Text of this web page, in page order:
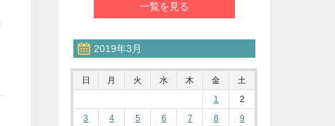
一覧を見る
2019年3月
日 月 火 水 木 金 土
1
2
3
4 5 6 7 8
9